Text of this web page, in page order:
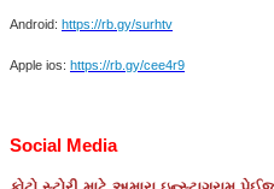
Android: https://rb.gy/surhtv
Apple ios: https://rb.gy/cee4r9
Social Media